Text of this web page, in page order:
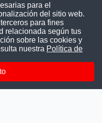
plataforma informativa
públicos, además
a los mejores
en un solo lugar
para el
del sitio web.
para fines
relacionada según tus
sobre las cookies y
nuestra Política de